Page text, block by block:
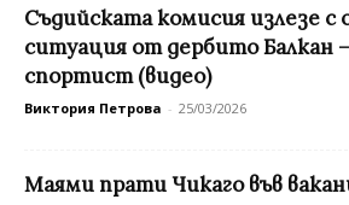
Съдийската комисия излезе с
ситуация от дербито Балкан
спортист (видео)
Виктория Петрова - 25/03/2026
Маями прати Чикаго във